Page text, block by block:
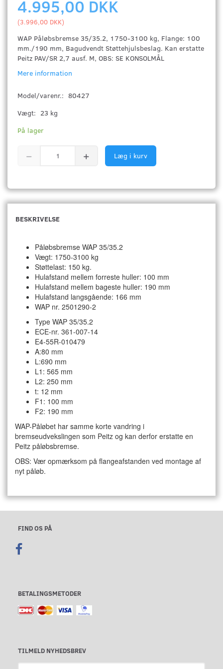
4.995,00 DKK
(3.996,00 DKK)
WAP Påløbsbremse 35/35.2, 1750-3100 kg, Flange: 100
mm./190 mm, Bagudvendt Støttehjulsbeslag. Kan erstatte
Peitz PAV/SR 2,7 ausf. M, OBS: SE KONSOLMÅL
Mere information
Model/varenr.: 80427
Vægt: 23 kg
På lager
Læg i kurv
BESKRIVELSE
Påløbsbremse WAP 35/35.2
Vægt: 1750-3100 kg
Støttelast: 150 kg.
Hulafstand mellem forreste huller: 100 mm
Hulafstand mellem bageste huller: 190 mm
Hulafstand langsgående: 166 mm
WAP nr. 2501290-2
Type WAP 35/35.2
ECE-nr. 361-007-14
E4-55R-010479
A:80 mm
L:690 mm
L1: 565 mm
L2: 250 mm
t: 12 mm
F1: 100 mm
F2: 190 mm
WAP-Påløbet har samme korte vandring i
bremseudvekslingen som Peitz og kan derfor erstatte en
Peitz påløbsbremse.
OBS: Vær opmærksom på flangeafstanden ved montage af
nyt påløb.
FIND OS PÅ
BETALINGSMETODER
TILMELD NYHEDSBREV